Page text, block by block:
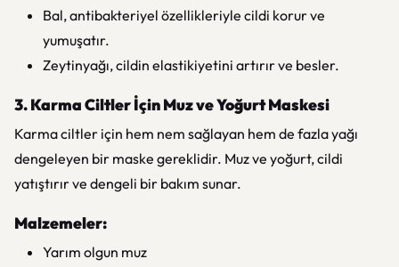
Bal, antibakteriyel özellikleriyle cildi korur ve
yumuşatır.
Zeytinyağı, cildin elastikiyetini artırır ve besler.
3. Karma Ciltler İçin Muz ve Yoğurt Maskesi
Karma ciltler için hem nem sağlayan hem de fazla yağı
dengeleyen bir maske gereklidir. Muz ve yoğurt, cildi
yatıştırır ve dengeli bir bakım sunar.
Malzemeler:
Yarım olgun muz